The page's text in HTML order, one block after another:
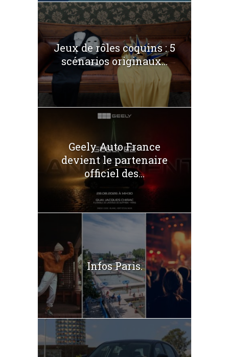
Jeux de rôles coquins : 5
scénarios originaux...
Geely Auto France
devient le partenaire
officiel des...
Infos Paris.